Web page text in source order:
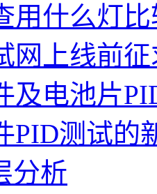
用什么灯
网上线前
及电池片
PID测试的
分析